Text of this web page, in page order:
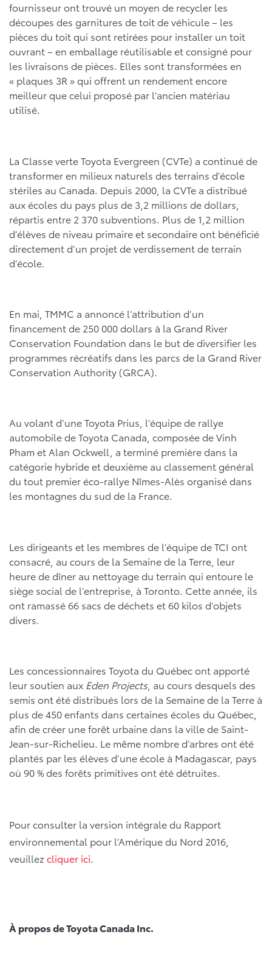
fournisseur ont trouvé un moyen de recycler les
découpes des garnitures de toit de véhicule – les
pièces du toit qui sont retirées pour installer un toit
ouvrant – en emballage réutilisable et consigné pour
les livraisons de pièces. Elles sont transformées en
« plaques 3R » qui offrent un rendement encore
meilleur que celui proposé par l’ancien matériau
utilisé.
La Classe verte Toyota Evergreen (CVTe) a continué de
transformer en milieux naturels des terrains d’école
stériles au Canada. Depuis 2000, la CVTe a distribué
aux écoles du pays plus de 3,2 millions de dollars,
répartis entre 2 370 subventions. Plus de 1,2 million
d’élèves de niveau primaire et secondaire ont bénéficié
directement d’un projet de verdissement de terrain
d’école.
En mai, TMMC a annoncé l’attribution d’un
financement de 250 000 dollars à la Grand River
Conservation Foundation dans le but de diversifier les
programmes récréatifs dans les parcs de la Grand River
Conservation Authority (GRCA).
Au volant d’une Toyota Prius, l’équipe de rallye
automobile de Toyota Canada, composée de Vinh
Pham et Alan Ockwell, a terminé première dans la
catégorie hybride et deuxième au classement général
du tout premier éco-rallye Nîmes-Alès organisé dans
les montagnes du sud de la France.
Les dirigeants et les membres de l’équipe de TCI ont
consacré, au cours de la Semaine de la Terre, leur
heure de dîner au nettoyage du terrain qui entoure le
siège social de l’entreprise, à Toronto. Cette année, ils
ont ramassé 66 sacs de déchets et 60 kilos d’objets
divers.
Les concessionnaires Toyota du Québec ont apporté
leur soutien aux Eden Projects, au cours desquels des
semis ont été distribués lors de la Semaine de la Terre à
plus de 450 enfants dans certaines écoles du Québec,
afin de créer une forêt urbaine dans la ville de Saint-
Jean-sur-Richelieu. Le même nombre d’arbres ont été
plantés par les élèves d’une école à Madagascar, pays
où 90 % des forêts primitives ont été détruites.
Pour consulter la version intégrale du Rapport
environnemental pour l’Amérique du Nord 2016,
veuillez cliquer ici.
À propos de Toyota Canada Inc.